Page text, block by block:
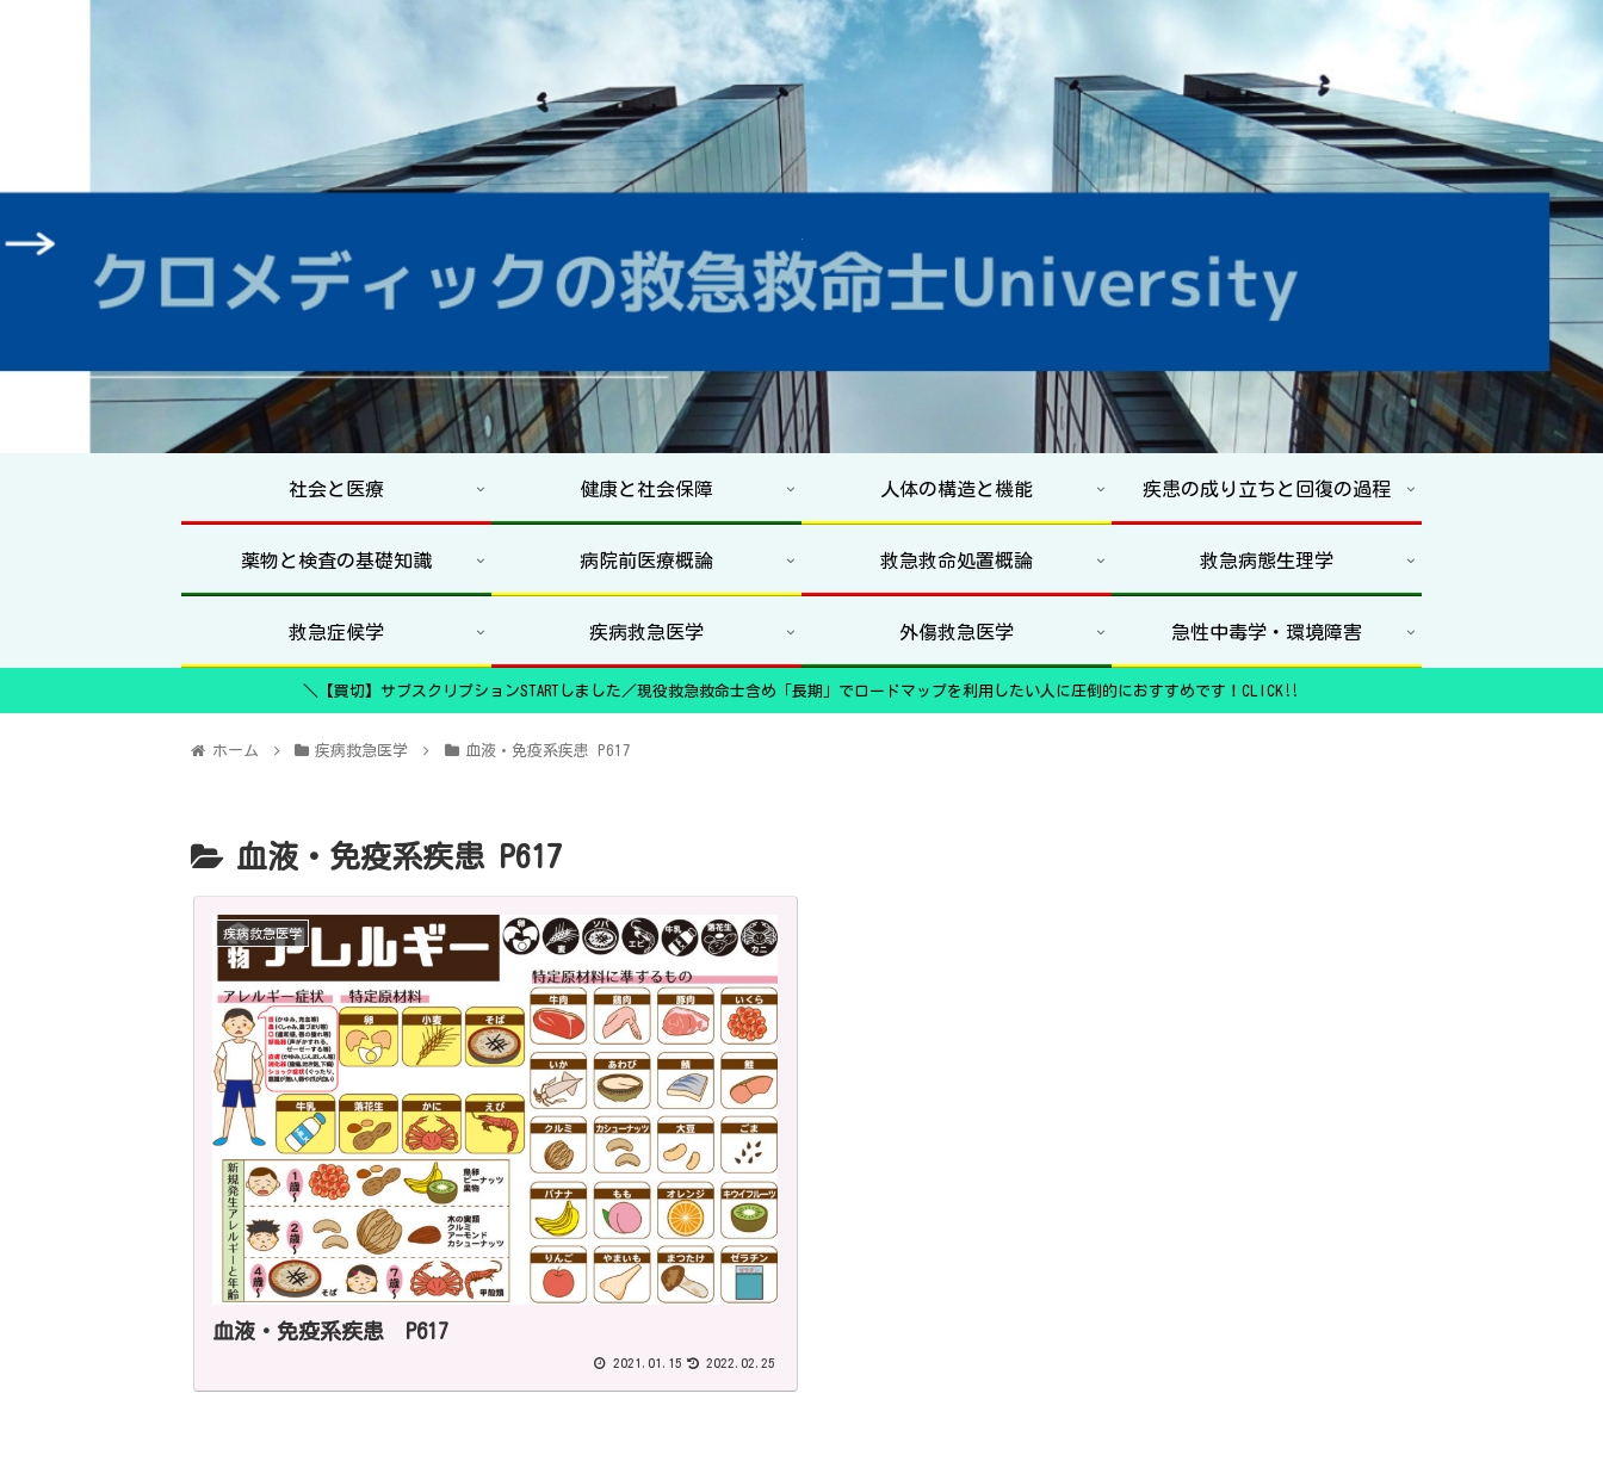
社会と医療 健康と社会保障 人体の構造と機能 疾患の成り立ちと回復の過程
薬物と検査の基礎知識 病院前医療概論 救急救命処置概論 救急病態生理学
救急症候学 疾病救急医学 外傷救急医学 急性中毒学・環境障害
＼【買切】サブスクリプションSTARTしました／現役救急救命士含め「長期」でロードマップを利用したい人に圧倒的におすすめです！CLICK‼
ホーム 疾病救急医学 血液・免疫系疾患 P617
血液・免疫系疾患 P617
疾病救急医学
血液・免疫系疾患 P617
2021.01.15 2022.02.25